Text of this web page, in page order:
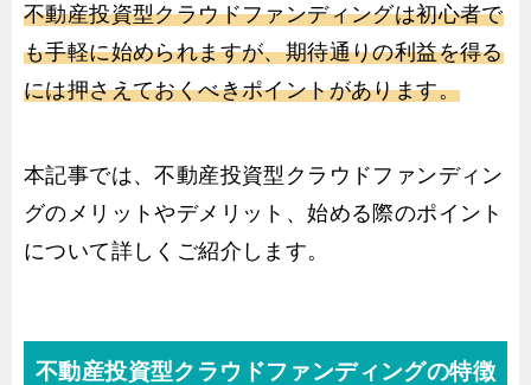
不動産投資型クラウドファンディングは初心者で
も手軽に始められますが、期待通りの利益を得る
には押さえておくべきポイントがあります。
本記事では、不動産投資型クラウドファンディン
グのメリットやデメリット、始める際のポイント
について詳しくご紹介します。
不動産投資型クラウドファンディングの特徴